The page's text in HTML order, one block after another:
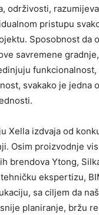
održivosti,
pristupu
Sposobnost da
savremene
svakako je jedna
Xella izdvaja od
Osim proizvodnje
brendova Ytong,
ekspertizu,
sa ciljem da
planiranje, bržu